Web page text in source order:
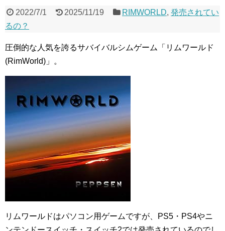
2022/7/1 2025/11/19 RIMWORLD,発売されてい
るの？
圧倒的な人気を誇るサバイバルシムゲーム「リムワールド
(RimWorld)」。
リムワールドはパソコン用ゲームですが、PS5・PS4やニ